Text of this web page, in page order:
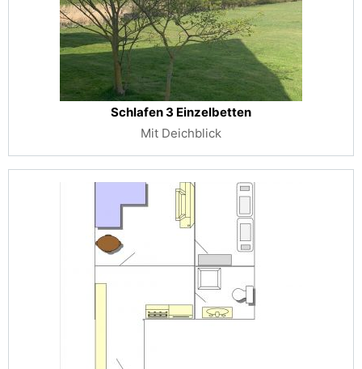
Schlafen 3 Einzelbetten
Mit Deichblick